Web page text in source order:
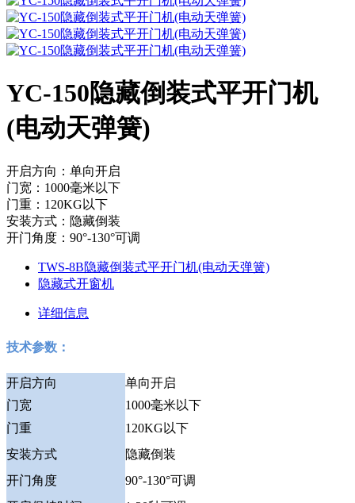
YC-150隐藏倒装式平开门机
(电动天弹簧)
开启方向：单向开启
门宽：1000毫米以下
门重：120KG以下
安装方式：隐藏倒装
开门角度：90°-130°可调
TWS-8B隐藏倒装式平开门机(电动天弹簧)
隐藏式开窗机
详细信息
技术参数：
开启方向
单向开启
门宽
1000毫米以下
门重
120KG以下
安装方式
隐藏倒装
开门角度
90°-130°可调